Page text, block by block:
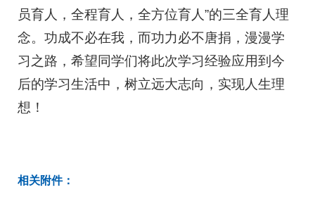
员育人，全程育人，全方位育人”的三全育人理
念。功成不必在我，而功力必不唐捐，漫漫学
习之路，希望同学们将此次学习经验应用到今
后的学习生活中，树立远大志向，实现人生理
想！
相关附件：